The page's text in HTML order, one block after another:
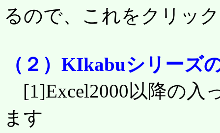
るので、これをクリッ
（２）KIkabuシリーズ
[1]Excel2000以降の入
ます